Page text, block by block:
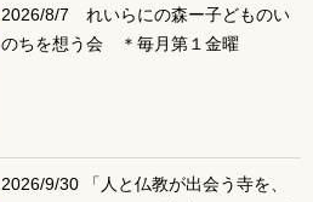
2026/8/7 れいらにの森ー子どものい
のちを想う会 ＊毎月第１金曜
2026/9/30 「人と仏教が出会う寺を、